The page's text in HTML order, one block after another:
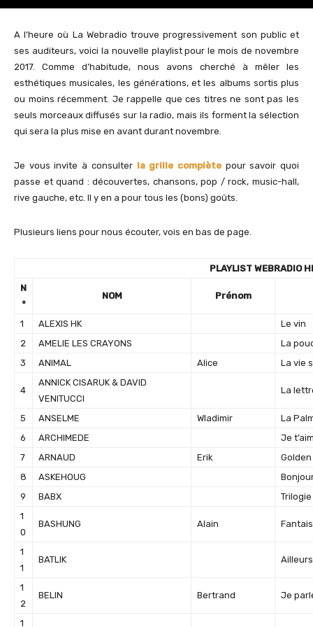
A l’heure où La Webradio trouve progressivement son public et
ses auditeurs, voici la nouvelle playlist pour le mois de novembre
2017. Comme d’habitude, nous avons cherché à mêler les
esthétiques musicales, les générations, et les albums sortis plus
ou moins récemment. Je rappelle que ces titres ne sont pas les
seuls morceaux diffusés sur la radio, mais ils forment la sélection
qui sera la plus mise en avant durant novembre.
Je vous invite à consulter la grille complètepour savoir quoi
passe et quand : découvertes, chansons, pop / rock, music-hall,
rive gauche, etc. Il y en a pour tous les (bons) goûts.
Plusieurs liens pour nous écouter, vois en bas de page.
PLAYLIST WEBRADIO
N
°
NOM Prénom
1 ALEXIS HK
Le vin
2
AMELIE LES CRAYONS
La
3
ANIMAL Alice La vie
4
ANNICK CISARUK & DAVID
VENITUCCI
La
5 ANSELME Wladimir
La
6
ARCHIMEDE
Je
7
ARNAUD Erik
8
ASKEHOUG
9
BABX
1
0
BASHUNG Alain
1
1
BATLIK Ailleurs
1
2
BELIN Bertrand Je
1